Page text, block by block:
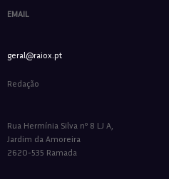
EMAIL
geral@raiox.pt
Redação
Rua Hermínia Silva nº 8 LJ A,
Jardim da Amoreira
2620-535 Ramada